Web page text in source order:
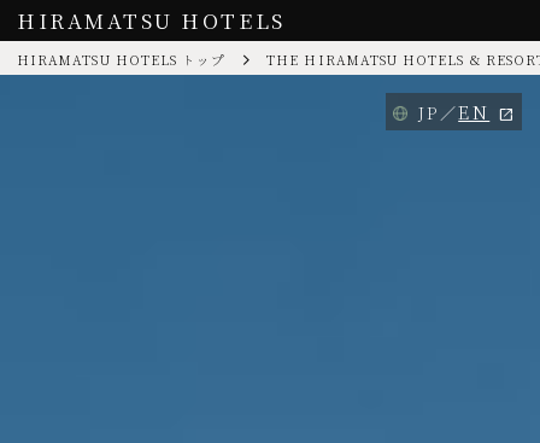
HIRAMATSU HOTELS
HIRAMATSU HOTELS トップ THE HIRAMATSU HOTELS &
JP EN